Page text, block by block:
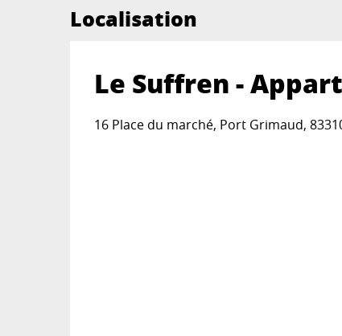
Localisation
Le Suffren -
16 Place du marché, Port Grimaud,